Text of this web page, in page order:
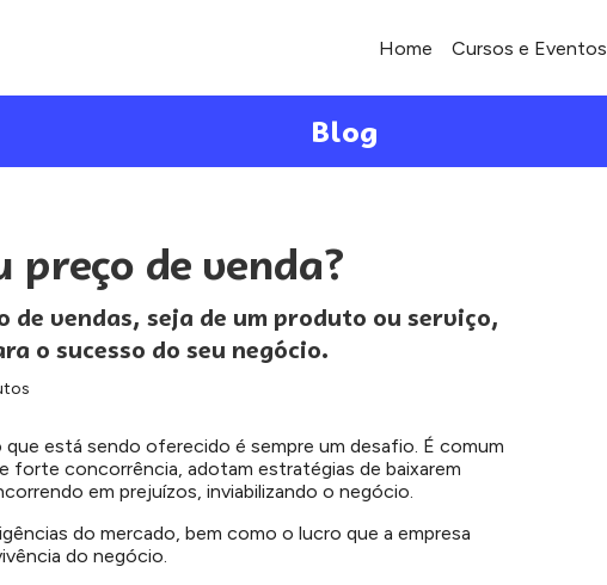
Home Cursos e Eventos
Blog
de venda?
vendas, seja de um produto ou serviço,
o sucesso do seu negócio.
está sendo oferecido é sempre um desafio. É comum
forte concorrência, adotam estratégias de baixarem
em prejuízos, inviabilizando o negócio.
do mercado, bem como o lucro que a empresa
do negócio.